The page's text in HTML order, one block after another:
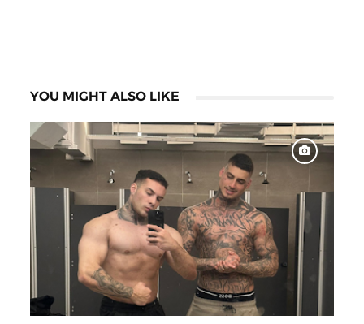
YOU MIGHT ALSO LIKE